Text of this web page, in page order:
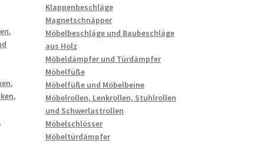
,
,
,
Klappenbeschläge
Magnetschnäpper
Möbelbeschläge und Baubeschläge
aus Holz
Möbeldämpfer und Türdämpfer
Möbelfüße
Möbelfüße und Möbelbeine
Möbelrollen, Lenkrollen, Stuhlrollen
und Schwerlastrollen
Möbelschlösser
Möbeltürdämpfer